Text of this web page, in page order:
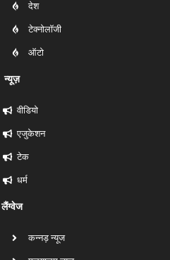
देश
टेक्नोलॉजी
ऑटो
न्यूज़
वीडियो
एजुकेशन
टेक
धर्म
लैंग्वेज
कन्नड़ न्यूज